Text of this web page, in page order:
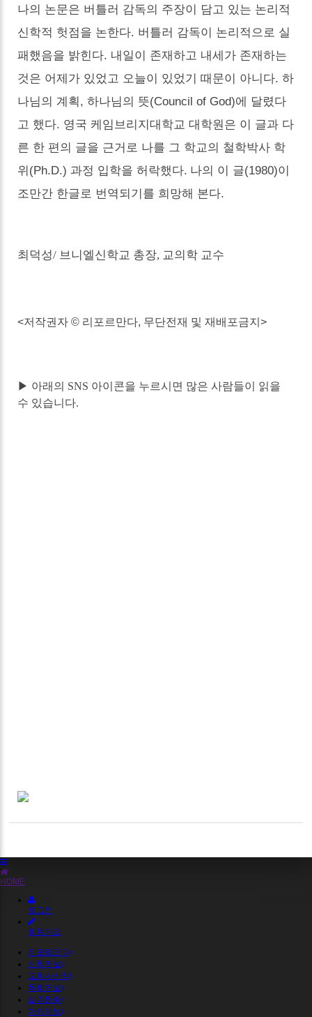
나의 논문은 버틀러 감독의 주장이 담고 있는 논리적
신학적 헛점을 논한다. 버틀러 감독이 논리적으로 실
패했음을 밝힌다. 내일이 존재하고 내세가 존재하는
것은 어제가 있었고 오늘이 있었기 때문이 아니다. 하
나님의 계획, 하나님의 뜻(Council of God)에 달렸다
고 했다. 영국 케임브리지대학교 대학원은 이 글과 다
른 한 편의 글을 근거로 나를 그 학교의 철학박사 학
위(Ph.D.) 과정 입학을 허락했다. 나의 이 글(1980)이
조만간 한글로 번역되기를 희망해 본다.
최덕성/ 브니엘신학교 총장, 교의학 교수
<저작권자 © 리포르만다, 무단전재 및 재배포금지>
▶ 아래의 SNS 아이콘을 누르시면 많은 사람들이 읽을
수 있습니다.
HOME
로그인
회원가입
리포르만다
신학저널
교회사산책
목회저널
삶과문화
아카이브